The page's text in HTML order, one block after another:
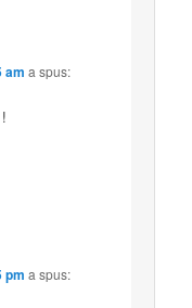
am a spus:
pm a spus: